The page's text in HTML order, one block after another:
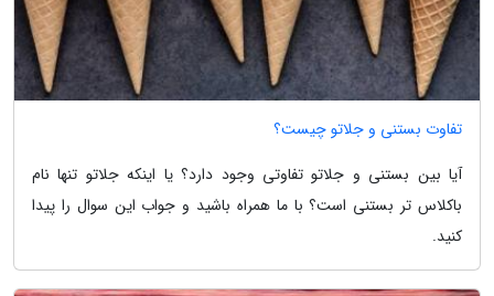
تفاوت بستنی و جلاتو چیست؟
آیا بین بستنی و جلاتو تفاوتی وجود دارد؟ یا اینکه جلاتو تنها نام
باکلاس تر بستنی است؟ با ما همراه باشید و جواب این سوال را پیدا
کنید.